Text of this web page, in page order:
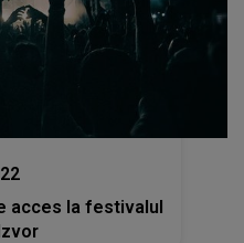
acces la festivalul